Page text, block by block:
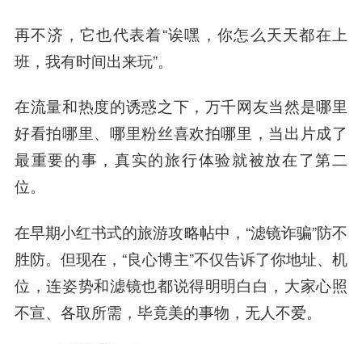
再不济，它也代表着“诶嘿，你怎么天天都在上
班，我有时间出来玩”。
在流量和热度的诱惑之下，万千网友当然是哪里
好看拍哪里、哪里粉丝喜欢拍哪里， 当出片成了
最重要的事，真实的旅行体验就被放在了第二
位。
在早期小红书式的旅游攻略帖中，“滤镜诈骗”防不
胜防。但现在，“良心博主”不仅告诉了你地址、机
位，连姿势和滤镜也都说得明明白白，大家心照
不宣、 各取所需 ，毕竟美的事物，无人不爱。